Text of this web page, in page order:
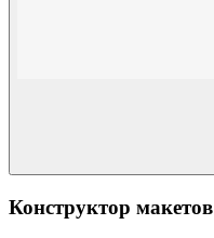
Конструктор макетов